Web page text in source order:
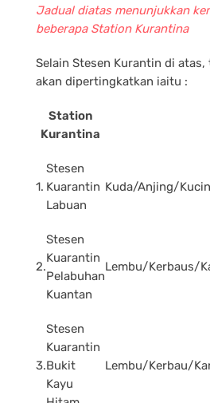
Jadual diatas menunjukkan
beberapa Station Kurantina
Selain Stesen Kurantin di
akan dipertingkatkan iaitu :
Station
Kurantina
1.
Stesen
Kuarantin
Labuan
Kuda/Anjing/
2.
Stesen
Kuarantin
Pelabuhan
Kuantan
Lembu/Kerbaus/
3.
Stesen
Kuarantin
Bukit
Kayu
Lembu/Kerbau/